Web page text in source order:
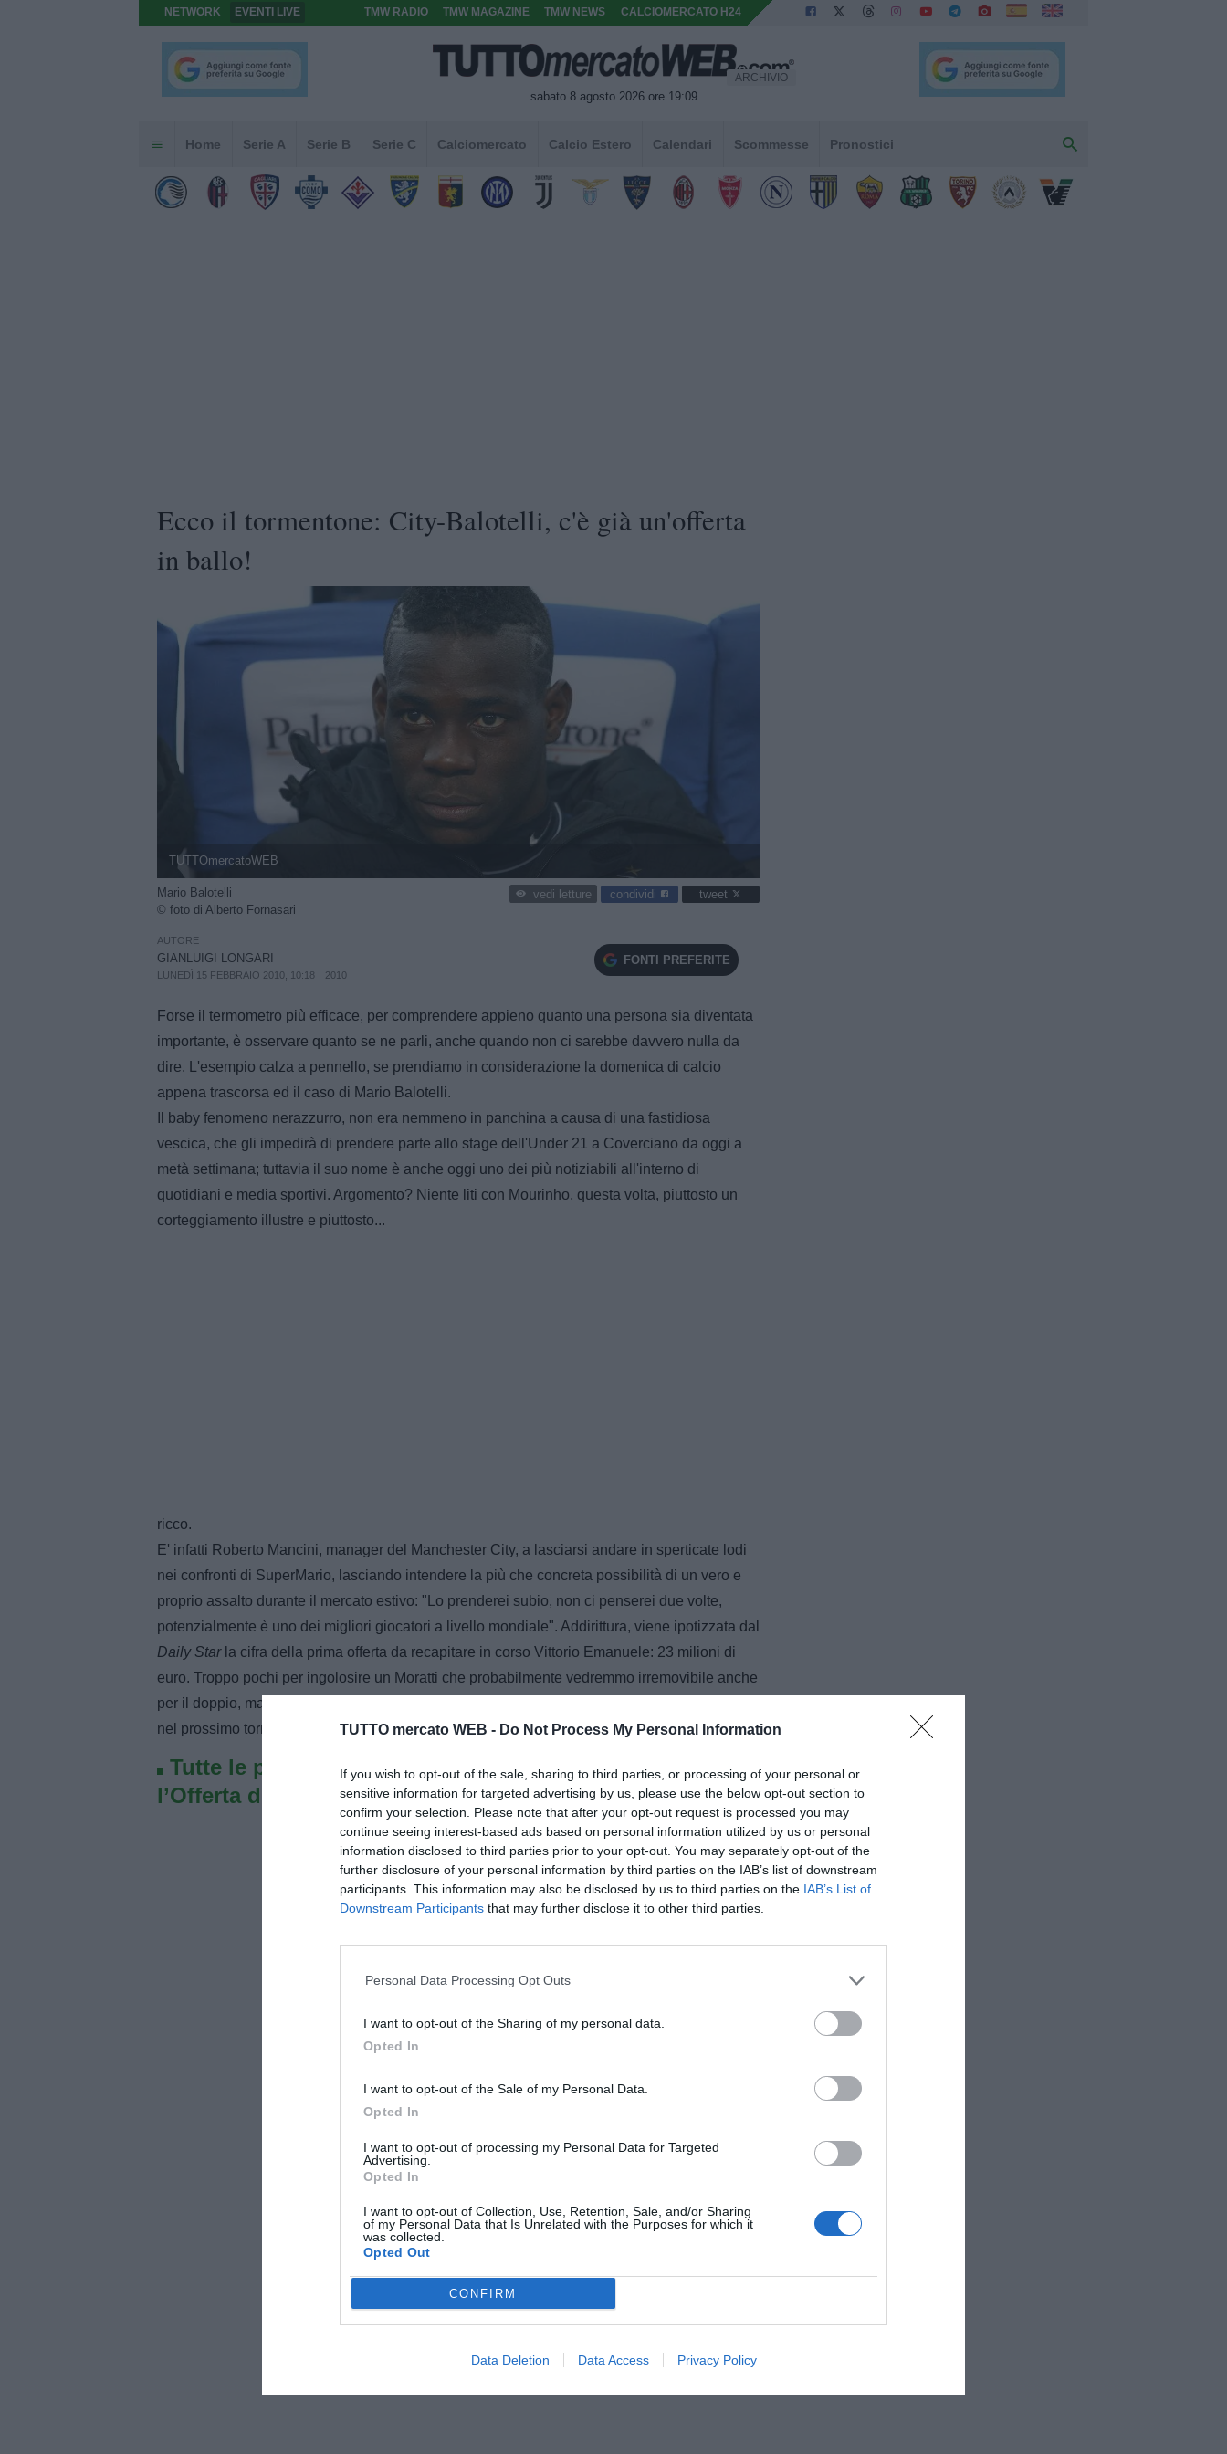
TUTTO mercato WEB - Do Not Process My Personal Information
If you wish to opt-out of the sale, sharing to third parties, or processing of your personal or
sensitive information for targeted advertising by us, please use the below opt-out section to
confirm your selection. Please note that after your opt-out request is processed you may
continue seeing interest-based ads based on personal information utilized by us or personal
information disclosed to third parties prior to your opt-out. You may separately opt-out of the
further disclosure of your personal information by third parties on the IAB’s list of downstream
participants. This information may also be disclosed by us to third parties on the IAB’s List of
Downstream Participants that may further disclose it to other third parties.
Personal Data Processing Opt Outs
I want to opt-out of the Sharing of my personal data.
Opted In
I want to opt-out of the Sale of my Personal Data.
Opted In
I want to opt-out of processing my Personal Data for Targeted
Advertising.
Opted In
I want to opt-out of Collection, Use, Retention, Sale, and/or Sharing
of my Personal Data that Is Unrelated with the Purposes for which it
was collected.
Opted Out
CONFIRM
Data Deletion Data Access Privacy Policy
NETWORK EVENTI LIVE TMW RADIO TMW MAGAZINE TMW NEWS CALCIOMERCATO H24
sabato 8 agosto 2026 ore 19:09
ARCHIVIO
Home Serie A Serie B Serie C Calciomercato Calcio Estero Calendari Scommesse Pronostici
Ecco il tormentone: City-Balotelli, c'è già un'offerta
in ballo!
TUTTOmercatoWEB
Mario Balotelli
© foto di Alberto Fornasari
vedi letture condividi tweet
AUTORE
GIANLUIGI LONGARI
LUNEDÌ 15 FEBBRAIO 2010, 10:18 2010
FONTI PREFERITE
Forse il termometro più efficace, per comprendere appieno quanto una persona sia diventata
importante, è osservare quanto se ne parli, anche quando non ci sarebbe davvero nulla da
dire. L'esempio calza a pennello, se prendiamo in considerazione la domenica di calcio
appena trascorsa ed il caso di Mario Balotelli.
Il baby fenomeno nerazzurro, non era nemmeno in panchina a causa di una fastidiosa
vescica, che gli impedirà di prendere parte allo stage dell'Under 21 a Coverciano da oggi a
metà settimana; tuttavia il suo nome è anche oggi uno dei più notiziabili all'interno di
quotidiani e media sportivi. Argomento? Niente liti con Mourinho, questa volta, piuttosto un
corteggiamento illustre e piuttosto...
ricco.
E' infatti Roberto Mancini, manager del Manchester City, a lasciarsi andare in sperticate lodi
nei confronti di SuperMario, lasciando intendere la più che concreta possibilità di un vero e
proprio assalto durante il mercato estivo: "Lo prenderei subio, non ci penserei due volte,
potenzialmente è uno dei migliori giocatori a livello mondiale". Addirittura, viene ipotizzata dal
Daily Starla cifra della prima offerta da recapitare in corso Vittorio Emanuele: 23 milioni di
euro. Troppo pochi per ingolosire un Moratti che probabilmente vedremmo irremovibile anche
per il doppio, ma sicuramente un evidente segnale di quello che ha tutta l'aria di trasformarsi
nel prossimo tormentone estivo.
Tutte le partite di Serie A della tua squadra. Attiva
l’Offerta di TIMVISION con DAZN!